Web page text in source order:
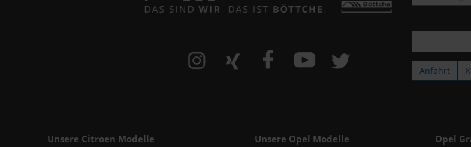
Anfahrt
Unsere Citroen Modelle Unsere Opel Modelle
Opel